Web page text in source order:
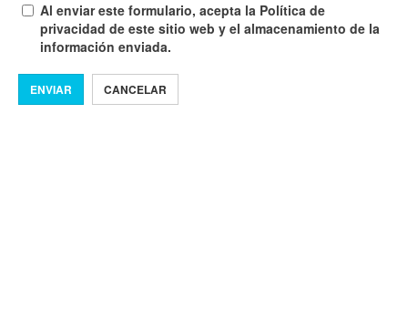
Al enviar este formulario, acepta la Política de
privacidad de este sitio web y el almacenamiento de la
información enviada.
ENVIAR CANCELAR